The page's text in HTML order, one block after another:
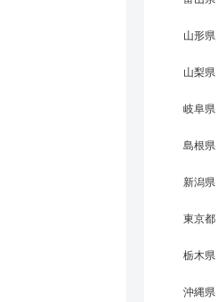
山形県
山梨県
岐阜県
島根県
新潟県
東京都
栃木県
沖縄県